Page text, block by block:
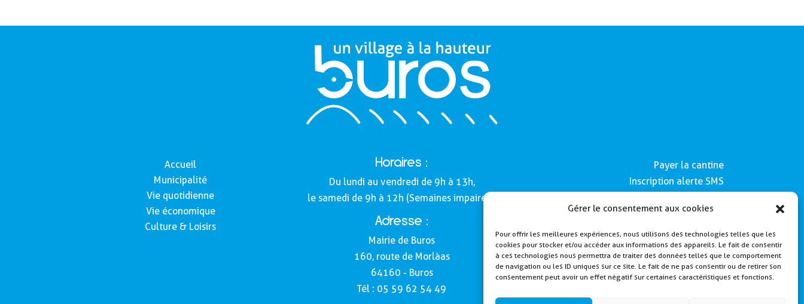
Gérer le consentement aux cookies
Pour offrir les meilleures expériences, nous utilisons des technologies telles que les
cookies pour stocker et/ou accéder aux informations des appareils. Le fait de consentir
à ces technologies nous permettra de traiter des données telles que le comportement
de navigation ou les ID uniques sur ce site. Le fait de ne pas consentir ou de retirer son
consentement peut avoir un effet négatif sur certaines caractéristiques et fonctions.
Accueil
Municipalité
Vie quotidienne
Vie économique
Culture & Loisirs
Horaires :
Du lundi au vendredi de 9h à 13h,
le samedi de 9h à 12h (Semaines impaires).
Adresse :
Mairie de Buros
160, route de Morlàas
64160 - Buros
Tél : 05 59 62 54 49
Payer la cantine
Inscription alerte SMS
Politique de Cookies